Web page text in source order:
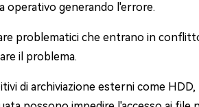
operativo generando l'errore.
problematici che entrano in
il problema.
di archiviazione esterni come